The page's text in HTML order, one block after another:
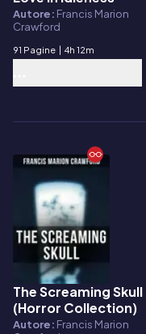
Autore: Francis Marion
Crawford
91 Pagine | 4h 12m
E-book
The Screaming Skull
(Horror Collection)
Autore: Francis Marion